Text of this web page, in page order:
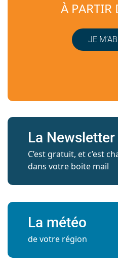
À PARTIR
JE
La Newsletter
C’est gratuit, et c’est
dans votre boite mail
La météo
de votre région